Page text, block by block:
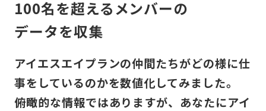
100名を超えるメンバーの
データを収集
アイエスエイプランの仲間たちがどの様に仕
事をしているのかを数値化してみました。
俯瞰的な情報ではありますが、あなたにアイ